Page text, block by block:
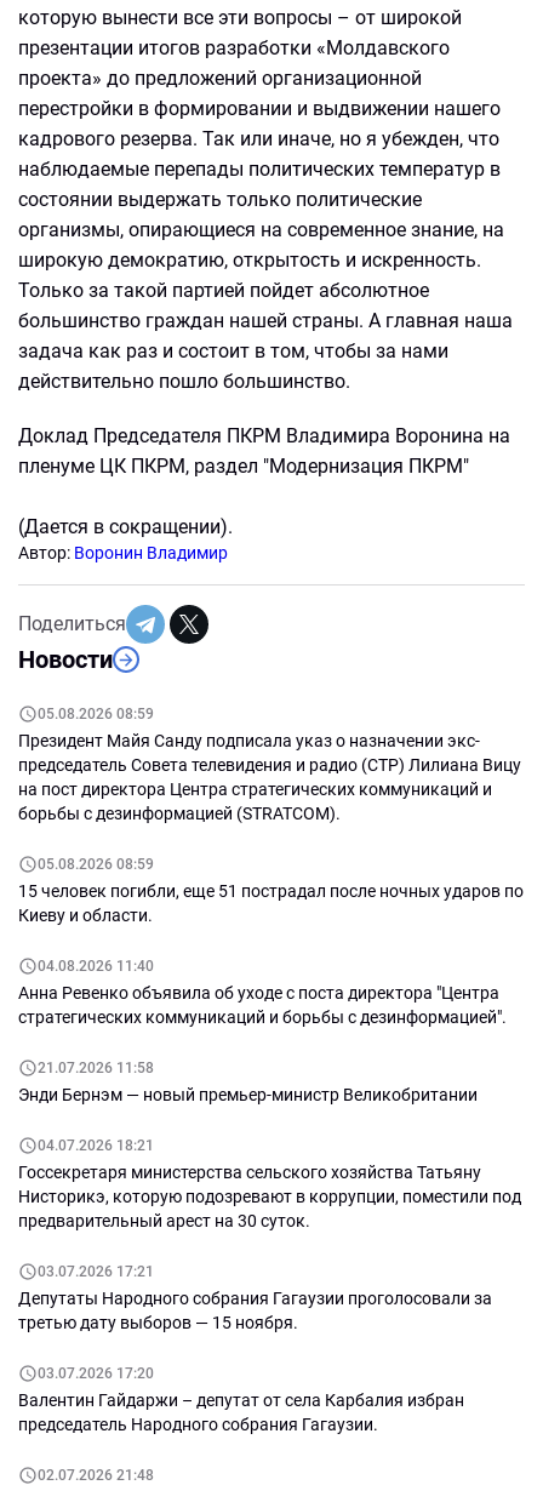
Новости
05.08.2026 08:59
Президент Майя Санду подписала указ о назначении экс-
председатель Совета телевидения и радио (СТР) Лилиана Вицу
на пост директора Центра стратегических коммуникаций и
борьбы с дезинформацией (STRATCOM).
05.08.2026 08:59
15 человек погибли, еще 51 пострадал после ночных ударов по
Киеву и области.
04.08.2026 11:40
Анна Ревенко объявила об уходе с поста директора "Центра
стратегических коммуникаций и борьбы с дезинформацией".
21.07.2026 11:58
Энди Бернэм — новый премьер-министр Великобритании
04.07.2026 18:21
Госсекретаря министерства сельского хозяйства Татьяну
Нисторикэ, которую подозревают в коррупции, поместили под
предварительный арест на 30 суток.
03.07.2026 17:21
Депутаты Народного собрания Гагаузии проголосовали за
третью дату выборов — 15 ноября.
03.07.2026 17:20
Валентин Гайдаржи – депутат от села Карбалия избран
председатель Народного собрания Гагаузии.
02.07.2026 21:48
которую вынести все эти вопросы – от широкой
презентации итогов разработки «Молдавского
проекта» до предложений организационной
перестройки в формировании и выдвижении нашего
кадрового резерва. Так или иначе, но я убежден, что
наблюдаемые перепады политических температур в
состоянии выдержать только политические
организмы, опирающиеся на современное знание, на
широкую демократию, открытость и искренность.
Только за такой партией пойдет абсолютное
большинство граждан нашей страны. А главная наша
задача как раз и состоит в том, чтобы за нами
действительно пошло большинство.
Доклад Председателя ПКРМ Владимира Воронина на
пленуме ЦК ПКРМ, раздел "Модернизация ПКРМ"
(Дается в сокращении).
Автор: Воронин Владимир
Поделиться